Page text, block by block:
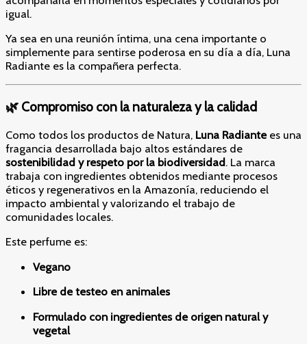
igual.
Ya sea en una reunión íntima, una cena importante o
simplemente para sentirse poderosa en su día a día, Luna
Radiante es la compañera perfecta.
🌿 Compromiso con la naturaleza y la calidad
Como todos los productos de Natura, Luna Radiantees una
fragancia desarrollada bajo altos estándares de
sostenibilidad y respeto por la biodiversidad. La marca
trabaja con ingredientes obtenidos mediante procesos
éticos y regenerativos en la Amazonía, reduciendo el
impacto ambiental y valorizando el trabajo de
comunidades locales.
Este perfume es:
Vegano
Libre de testeo en animales
Formulado con ingredientes de origen natural y
vegetal